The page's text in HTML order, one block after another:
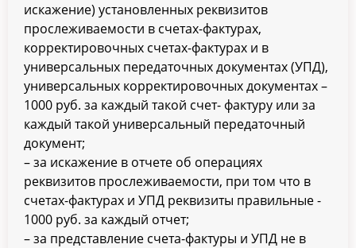
искажение) установленных реквизитов
прослеживаемости в счетах-фактурах,
корректировочных счетах-фактурах и в
универсальных передаточных документах (УПД),
универсальных корректировочных документах –
1000 руб. за каждый такой счет- фактуру или за
каждый такой универсальный передаточный
документ;
– за искажение в отчете об операциях
реквизитов прослеживаемости, при том что в
счетах-фактурах и УПД реквизиты правильные -
1000 руб. за каждый отчет;
– за представление счета-фактуры и УПД не в